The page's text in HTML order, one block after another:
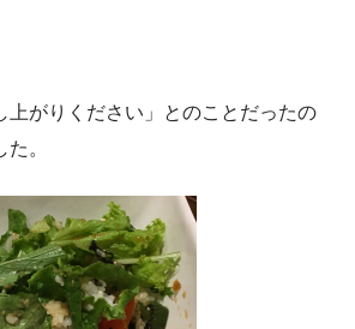
上がりください」とのことだったの
。